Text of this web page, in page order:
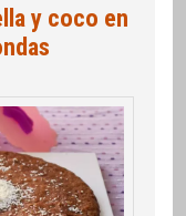
y coco en